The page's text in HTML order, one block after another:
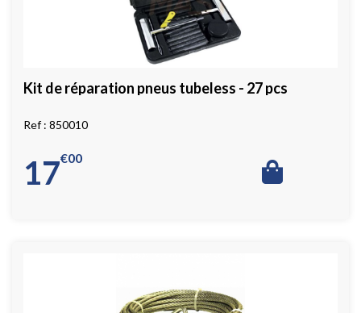
Kit de réparation pneus tubeless - 27 pcs
850010
17 00
€